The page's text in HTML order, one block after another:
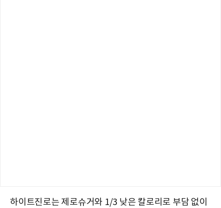
하이트진로는 제로슈거와 1/3 낮은 칼로리로 부담 없이